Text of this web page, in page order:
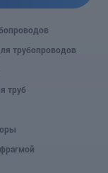
трубопроводов
труб